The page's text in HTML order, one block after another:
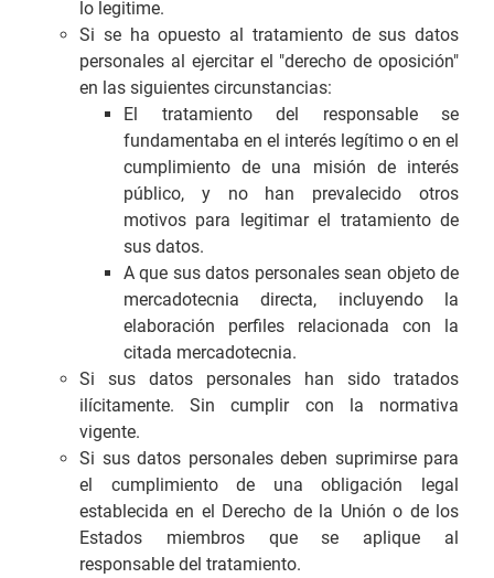
lo legitime.
Si se ha opuesto al tratamiento de sus datos
personales al ejercitar el "derecho de oposición"
en las siguientes circunstancias:
El tratamiento del responsable se
fundamentaba en el interés legítimo o en el
cumplimiento de una misión de interés
público, y no han prevalecido otros
motivos para legitimar el tratamiento de
sus datos.
A que sus datos personales sean objeto de
mercadotecnia directa, incluyendo la
elaboración perfiles relacionada con la
citada mercadotecnia.
Si sus datos personales han sido tratados
ilícitamente. Sin cumplir con la normativa
vigente.
Si sus datos personales deben suprimirse para
el cumplimiento de una obligación legal
establecida en el Derecho de la Unión o de los
Estados miembros que se aplique al
responsable del tratamiento.